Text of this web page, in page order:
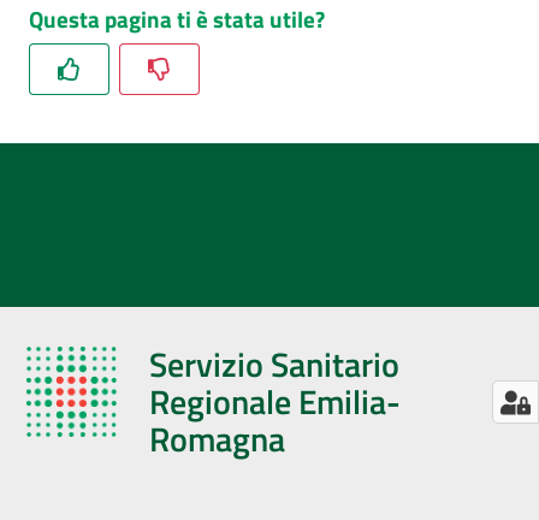
Questa pagina ti è stata utile?
Servizio Sanitario
Regionale Emilia-
Romagna